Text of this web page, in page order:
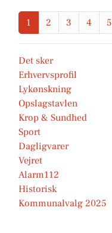
1 2 3 4 5
Det sker
Erhvervsprofil
Lykønskning
Opslagstavlen
Krop & Sundhed
Sport
Dagligvarer
Vejret
Alarm112
Historisk
Kommunalvalg 2025